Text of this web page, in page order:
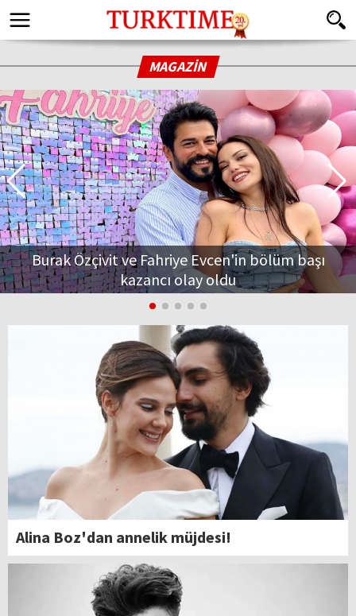
MAGAZİN
Burak Özçivit ve Fahriye Evcen'in bölüm başı
kazancı olay oldu
Alina Boz'dan annelik müjdesi!